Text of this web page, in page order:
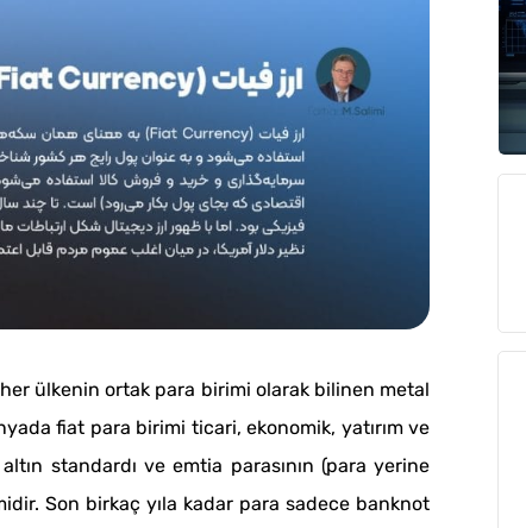
ülkenin ortak para birimi olarak bilinen metal
fiat para birimi ticari, ekonomik, yatırım ve
standardı ve emtia parasının (para yerine
Son birkaç yıla kadar para sadece banknot